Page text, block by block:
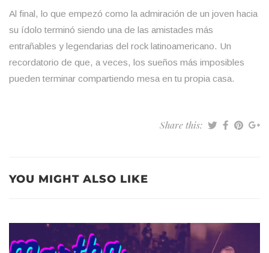
Al final, lo que empezó como la admiración de un joven hacia
su ídolo terminó siendo una de las amistades más
entrañables y legendarias del rock latinoamericano. Un
recordatorio de que, a veces, los sueños más imposibles
pueden terminar compartiendo mesa en tu propia casa.
Share this:
YOU MIGHT ALSO LIKE